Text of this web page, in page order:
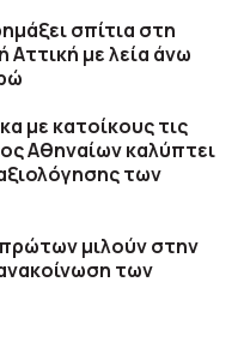
σπίτια στη
Αττική με λεία άνω
με κατοίκους τις
Αθηναίων καλύπτει
των
μιλούν στην
των